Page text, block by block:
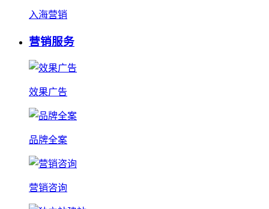
入海营销
营销服务
效果广告
品牌全案
营销咨询